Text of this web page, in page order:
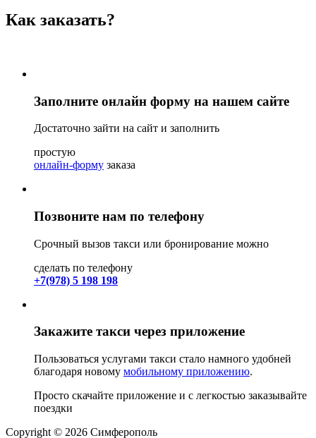
Как заказать?
Заполните онлайн форму на нашем сайте
Достаточно зайти на сайт и заполнить
простую
онлайн-форму заказа
Позвоните нам по телефону
Срочный вызов такси или бронирование можно
сделать по телефону
+7(978) 5 198 198
Закажите такси через приложение
Пользоваться услугами такси стало намного удобней
благодаря новому мобильному приложению.
Просто скачайте приложение и с легкостью заказывайте
поездки
Copyright © 2026 Симферополь